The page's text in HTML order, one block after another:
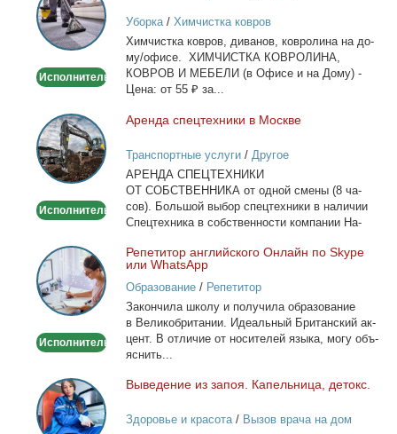
ковров
на
дому/
Исполнитель
Уборка/ Химчистка ковров
Хим­чист­ка ков­ров, ди­ва­нов, ков­ро­ли­на на до­
му/офи­се. ХИМЧИСТКА КОВРОЛИНА,
КОВРОВ И МЕБЕЛИ (в Офи­се и на До­му) -
Це­на: от 55 ₽ за...
Аренда
спецтехники
в
Москве
Исполнитель
Арен­да спец­тех­ни­ки в Москве
Транспортные услуги/ Другое
АРЕНДА СПЕЦТЕХНИКИ
ОТ СОБСТВЕННИКА от од­ной сме­ны (8 ча­
сов). Боль­шой вы­бор спец­тех­ни­ки в на­ли­чии
Спец­тех­ни­ка в соб­ствен­но­сти ком­па­нии На­
Репетитор
английского
Онлайн
по
или
Исполнитель
Ре­пе­ти­тор ан­глий­ско­го Он­лайн по Skype
или WhatsApp
Образование/ Репетитор
За­кон­чи­ла шко­лу и по­лу­чи­ла об­ра­зо­ва­ние
в Ве­ли­ко­бри­та­нии. Иде­аль­ный Бри­тан­ский ак­
цент. В от­ли­чие от но­си­те­лей язы­ка, мо­гу объ­
яс­нить...
Выведение
из
запоя.
Вы­ве­де­ние из за­поя. Ка­пель­ни­ца, де­токс.
Здоровье и красота/ Вызов врача на дом